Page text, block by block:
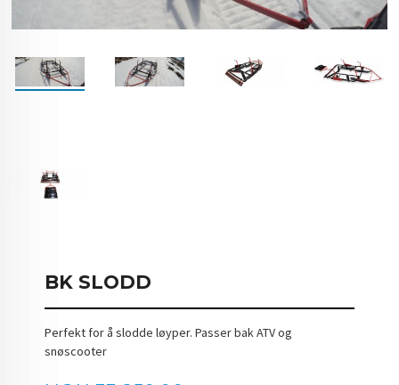
BK SLODD
Perfekt for å slodde løyper. Passer bak ATV og
snøscooter